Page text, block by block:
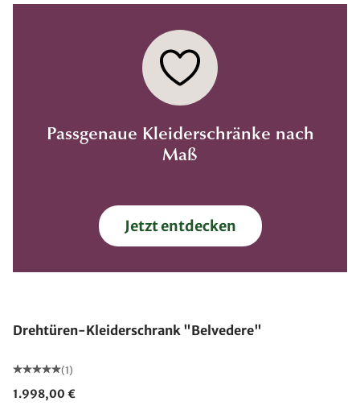
Passgenaue Kleiderschränke nach
Maß
Jetzt entdecken
Drehtüren-Kleiderschrank "Belvedere"
(1)
1.998,00 €